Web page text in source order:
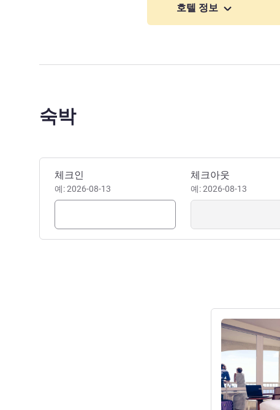
of the beautiful sandy
Camargue and the sun-
호텔 정보
숙박
이 호텔 예약하기
체크인
예: 2026-08-13
체크아웃
예: 2026-08-13
세부 정보 보기